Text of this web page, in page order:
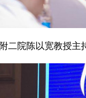
二院陈以宽教授主